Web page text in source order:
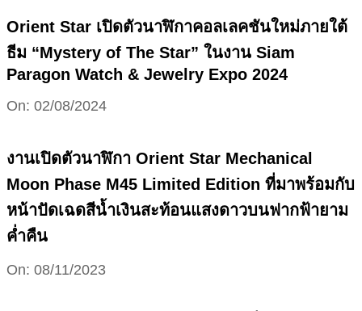
Orient Star เปิดตัวนาฬิกาคอลเลคชันใหม่ภายใต้
ธีม “Mystery of The Star” ในงาน Siam
Paragon Watch & Jewelry Expo 2024
2024-
On: 02/08/2024
งานเปิดตัวนาฬิกา Orient Star Mechanical
Moon Phase M45 Limited Edition ที่มาพร้อมกับ
หน้าปัดเฉดสีน้ำเงินสะท้อนแสงดาวบนฟากฟ้ายาม
ค่ำคืน
2023-
On: 08/11/2023